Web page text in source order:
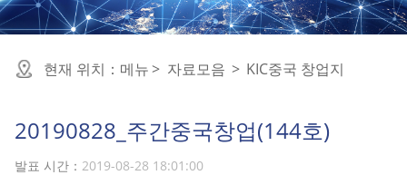
현재 위치： 메뉴> 자료모음 > KIC중국 창업지
20190828_주간중국창업(144호)
발표 시간： 2019-08-28 18:01:00